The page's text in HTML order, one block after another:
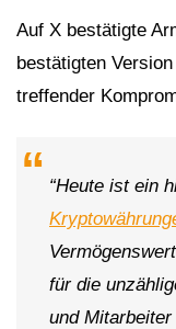
Auf X bestätigte
bestätigten
treffender
“Heute ist ein
für die
und